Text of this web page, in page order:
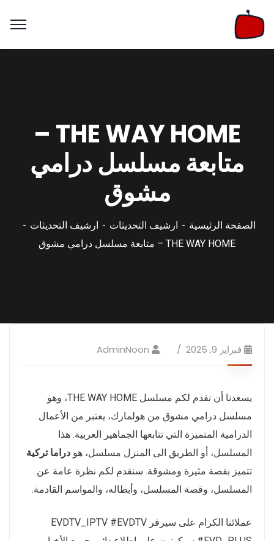
THE WAY HOME –
متابعة مسلسل درامي
مشوق
الصفحة الرئيسية ارشيف التحديثات
ارشيف التحديثات
THE WAY HOME – متابعة مسلسل درامي مشوق
فبراير 9, 2025 AdminNoon
يسعدنا أن نقدم لكم مسلسل THE WAY HOME، وهو
مسلسل درامي مشوق من هولمارك، يعتبر من الأعمال
الدرامية المتميزة التي تتابعها الجماهير العربية. هذا
المسلسل، أو الطريق الى المنزل مسلسل، هو دراما تركية
تتميز بقصة مثيرة ومشوقة. سنقدم لكم نظرة عامة عن
المسلسل، وقصة المسلسل، وأبطاله، والمواسم القادمة.
عملائنا الكرام على سيرفر EVDTV_IPTV #EVDTV